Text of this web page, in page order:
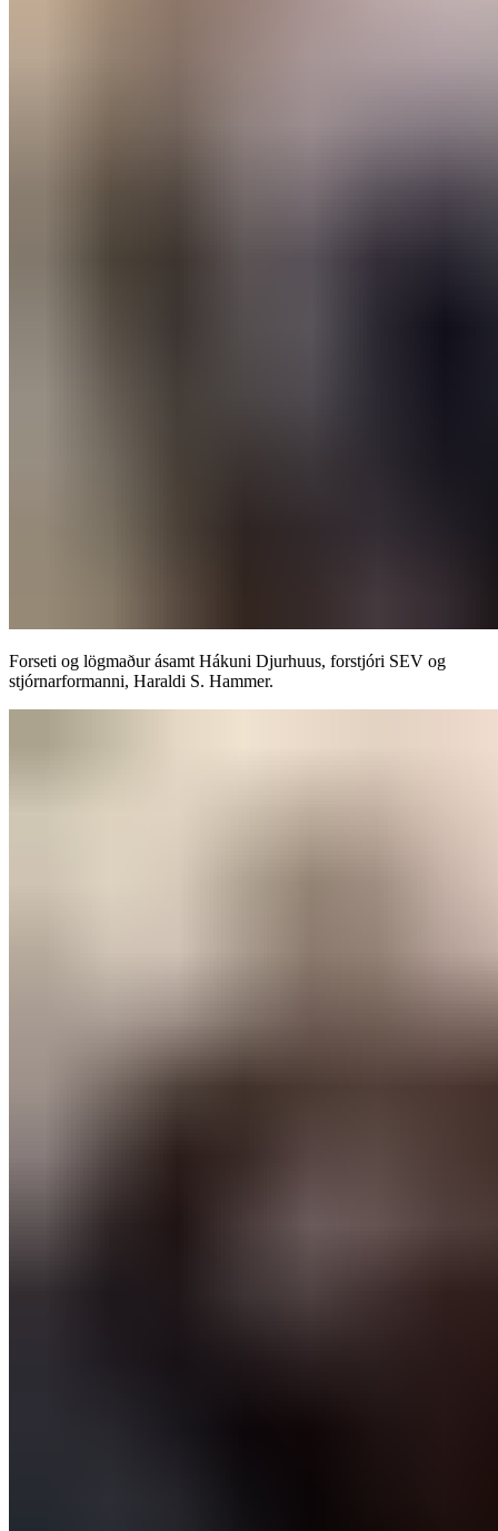
Forseti og lögmaður ásamt Hákuni Djurhuus, forstjóri SEV og
stjórnarformanni, Haraldi S. Hammer.​​​​‌ ‍ ​‍​‍‌‍ ‌ ​‍‌‍‍‌‌‍‌ ‌‍‍‌‌‍ ‍​‍​‍​ ‍‍​‍​‍‌ ​ ‌‍​‌‌‍ ‍‌‍‍‌‌ ‌​‌ ‍‌​‍ ‍‌‍‍‌‌‍ ​‍​‍​‍ ​​‍​‍‌‍‍​‌ ​‍‌‍‌‌‌‍‌‍​‍​‍​ ‍‍​‍​‍‌‍‍​‌ ‌​‌ ‌​‌ ​​‌ ​ ​‍ ​‍ ‌‍‌‍‌‍ ‌ ​‍‌ ​ ‌‍‌‌‌ ‌​‌‍‍‌​‍ ‌‌‍‍‌‌ ​ ‌‍ ​‌‍​‌‌‍ ‍‌‍‌​‌ ​ ​‍ ‍‌ ‌‍‌‍‌‌‌ ​‍‌‍​ ‌‍‌‌‌‍ ​​‍ ‍‌‍​‌‌ ​​‌ ​​​‍ ‌ ​ ‌ ‌​‌ ‌‌‌‍‌​‌‍‍‌‌‍ ​‍ ‌‍‍‌‌‍ ‍‌ ‌​‌‍‌‌‌‍ ‍‌ ‌​​‍ ‌‍‌‌‌‍‌​‌‍‍‌‌ ‌​​‍ ‌‍ ‌‌‍ ‌‍‌​‌‍‌‌​ ‌‌ ​​‌ ​‍‌‍‌‌‌ ​ ‌‍‌‌‌‍ ‍‌ ‌​‌‍​‌‌ ‌​‌‍‍‌‌‍ ‌‍ ‍​ ‍ ‌‍‍‌‌‍‌​​ ‌‌‍​‍‌‍​‍​ ​​‌‍‌​​ ​​​ ‍​‌‍​‍​ ‌‌​‍ ‌‌‍‌​​ ‍‌‌‍‌‍‌‍‌‌​‍ ‌​ ‌​​ ​‍​ ​​​ ‌ ​‍ ‌​ ‍‌​ ​ ‌‍​ ​ ​​​‍ ‌‌‍​ ‌‍‌‍​ ​‌‌‍​ ‌‍​‍​ ​‍​ ‌​​ ‍‌​ ‌‌​ ​​​ ​‌‌‍‌​​ ‍ ‌ ‌​‌ ‍‌‌ ​​‌‍‌‌​ ‌‌‍ ‍‌‍‌‌‌ ‌ ‌ ​ ​ ‍ ‌ ​​‌‍​‌‌ ‌​‌‍‍​​ ‌‌ ​​‌‍​‌‌‍‌ ‌‍‌‌‌​​‍‌ ‌‌‌‍‍‌‌‍ ​‌‍‌​‌‍‌‌‌ ​‍​‍‌‌​ ‌‌‌​​‍‌‌ ‌‍‍ ‌‍‌‌‌ ‍‌​‍‌‌​ ​ ‌​‌​​‍‌‌​ ​ ‌​‌​​‍‌‌​ ​‍​ ​‍​ ​​​ ‌‍​ ​​‌‍‌‍​ ‌‍​ ‌‌​ ‌ ​ ​ ‌‍​ ‌‍​‍‌‍‌​‌‍​‍​‍‌‌​ ​‍​ ​‍​‍‌‌​ ‌‌‌​‌​​‍ ‍‌‍‍‌‌‍ ‌‌‍​‌‌‍‌ ‌‍‌‌‌ ​ ​‍‌‌​ ‌‌‌​​‍‌‌ ‌‍‍ ‌‍‌‌‌ ‍‌​‍‌‌​ ​ ‌​‌​​‍‌‌​ ​ ‌​‌​​‍‌‌​ ​‍​ ​‍‌‍​ ​ ​ ​ ‌‍​ ‍​‌‍​‍‌‍‌​​ ‌ ​ ‍‌‌‍‌‍​ ​​​ ​ ‌‍​ ​‍‌‌​ ​‍​ ​‍​‍‌‌​ ‌‌‌​‌​​‍ ‍‌‍​ ‌‍​‌‌ ​​‌ ‌​‌‍‍‌‌‍ ‌‍ ‍​ ‌‍​‍‌‍​‌‌ ​ ‌‍‌‌‌‌‌‌‌ ​‍‌‍ ​​ ‌‌‍‍​‌ ‌​‌ ‌​‌ ​​‌ ​ ​‍‌‌​ ​‍‌​‌‍​‍‌‌​ ​‍‌​‌‍‌‍‌‍‌‍ ‌ ​‍‌ ​ ‌‍‌‌‌ ‌​‌‍‍‌​‍ ‌‌‍‍‌‌ ​ ‌‍ ​‌‍​‌‌‍ ‍‌‍‌​‌ ​ ​‍ ‍‌ ‌‍‌‍‌‌‌ ​‍‌‍​ ‌‍‌‌‌‍ ​​‍ ‍‌‍​‌‌ ​​‌ ​​​‍‌‌​ ​‍‌​‌‍‌ ​ ‌ ‌​‌ ‌‌‌‍‌​‌‍‍‌‌‍ ​‍‌‍‌‍‍‌‌‍‌​​ ‌‌‍​‍‌‍​‍​ ​​‌‍‌​​ ​​​ ‍​‌‍​‍​ ‌‌​‍ ‌‌‍‌​​ ‍‌‌‍‌‍‌‍‌‌​‍ ‌​ ‌​​ ​‍​ ​​​ ‌ ​‍ ‌​ ‍‌​ ​ ‌‍​ ​ ​​​‍ ‌‌‍​ ‌‍‌‍​ ​‌‌‍​ ‌‍​‍​ ​‍​ ‌​​ ‍‌​ ‌‌​ ​​​ ​‌‌‍‌​​‍‌‍‌ ‌​‌ ‍‌‌ ​​‌‍‌‌​ ‌‌‍ ‍‌‍‌‌‌ ‌ ‌ ​ ​‍‌‍‌ ​​‌‍​‌‌ ‌​‌‍‍​​ ‌‌ ​​‌‍​‌‌‍‌ ‌‍‌‌‌​​‍‌ ‌‌‌‍‍‌‌‍ ​‌‍‌​‌‍‌‌‌ ​‍​‍‌‌​ ‌‌‌​​‍‌‌ ‌‍‍ ‌‍‌‌‌ ‍‌​‍‌‌​ ​ ‌​‌​​‍‌‌​ ​ ‌​‌​​‍‌‌​ ​‍​ ​‍​ ​​​ ‌‍​ ​​‌‍‌‍​ ‌‍​ ‌‌​ ‌ ​ ​ ‌‍​ ‌‍​‍‌‍‌​‌‍​‍​‍‌‌​ ​‍​ ​‍​‍‌‌​ ‌‌‌​‌​​‍ ‍‌‍‍‌‌‍ ‌‌‍​‌‌‍‌ ‌‍‌‌‌ ​ ​‍‌‌​ ‌‌‌​​‍‌‌ ‌‍‍ ‌‍‌‌‌ ‍‌​‍‌‌​ ​ ‌​‌​​‍‌‌​ ​ ‌​‌​​‍‌‌​ ​‍​ ​‍‌‍​ ​ ​ ​ ‌‍​ ‍​‌‍​‍‌‍‌​​ ‌ ​ ‍‌‌‍‌‍​ ​​​ ​ ‌‍​ ​‍‌‌​ ​‍​ ​‍​‍‌‌​ ‌‌‌​‌​​‍ ‍‌‍​ ‌‍​‌‌ ​​‌ ‌​‌‍‍‌‌‍ ‌‍ ‍​‍‌‍‌ ​​‌‍‌‌‌ ​‍‌ ​ ‌ ​​‌‍‌‌‌‍​ ‌ ‌​‌‍‍‌‌ ‌‍‌‍‌‌​ ‌‌ ​​‌ ‌‌‌‍​‍‌‍ ​‌‍‍‌‌ ​ ‌‍‍​‌‍‌‌‌‍‌​​‍​‍‌ ‌